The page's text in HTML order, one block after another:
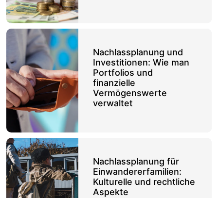
Nachlassplanung und
Investitionen: Wie man
Portfolios und
finanzielle
Vermögenswerte
verwaltet
Nachlassplanung für
Einwandererfamilien:
Kulturelle und rechtliche
Aspekte